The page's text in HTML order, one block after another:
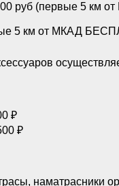
руб (первые 5
5 км от МКАД
₽
₽
наматрасники